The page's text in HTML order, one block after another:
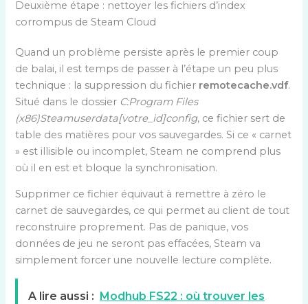
Deuxième étape : nettoyer les fichiers d’index
corrompus de Steam Cloud
Quand un problème persiste après le premier coup
de balai, il est temps de passer à l’étape un peu plus
technique : la suppression du fichier remotecache.vdf.
Situé dans le dossier C:Program Files
(x86)Steamuserdata[votre_id]config, ce fichier sert de
table des matières pour vos sauvegardes. Si ce « carnet
» est illisible ou incomplet, Steam ne comprend plus
où il en est et bloque la synchronisation.
Supprimer ce fichier équivaut à remettre à zéro le
carnet de sauvegardes, ce qui permet au client de tout
reconstruire proprement. Pas de panique, vos
données de jeu ne seront pas effacées, Steam va
simplement forcer une nouvelle lecture complète.
A lire aussi :
Modhub FS22 : où trouver les